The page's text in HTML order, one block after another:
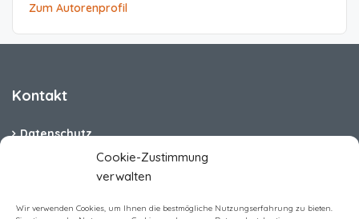
Cookie-Zustimmung
verwalten
Wir verwenden Cookies, um Ihnen die bestmögliche Nutzungserfahrung zu bieten.
Zum Autorenprofil
Kontakt
Datenschutz
Cookie-Richtlinie (EU)
Barrierefreiheit